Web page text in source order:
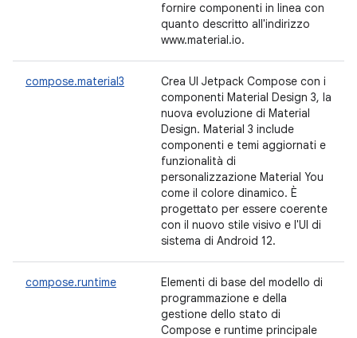
fornire componenti in linea con
quanto descritto all'indirizzo
www.material.io.
compose.material3
Crea UI Jetpack Compose con i
componenti Material Design 3, la
nuova evoluzione di Material
Design. Material 3 include
componenti e temi aggiornati e
funzionalità di
personalizzazione Material You
come il colore dinamico. È
progettato per essere coerente
con il nuovo stile visivo e l'UI di
sistema di Android 12.
compose.runtime
Elementi di base del modello di
programmazione e della
gestione dello stato di
Compose e runtime principale